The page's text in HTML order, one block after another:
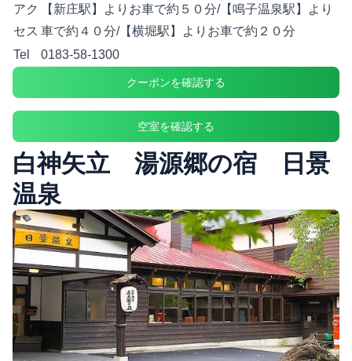
アク
セス
【新庄駅】よりお車で約５０分/【鳴子温泉駅】より
車で約４０分/【横堀駅】よりお車で約２０分
Tel
0183-58-1300
クーポンを確認する
空室を確認する
白神矢立 湯源郷の宿 日景
温泉